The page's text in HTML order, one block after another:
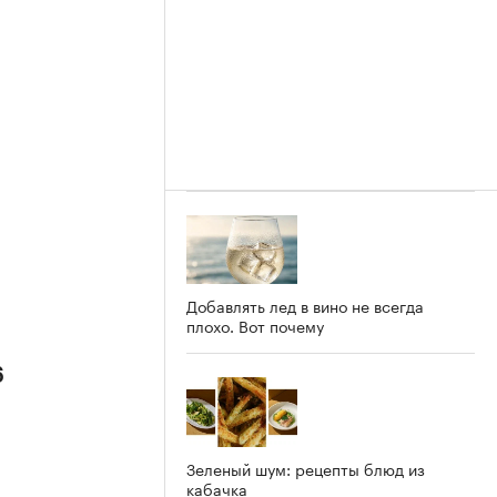
Добавлять лед в вино не всегда
плохо. Вот почему
Зеленый шум: рецепты блюд из
кабачка